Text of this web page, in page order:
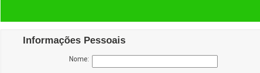
Informações Pessoais
Nome: